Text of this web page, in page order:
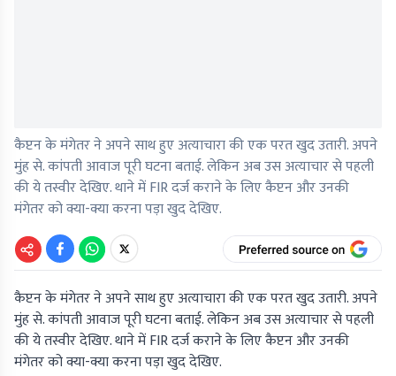
कैप्टन के मंगेतर ने अपने साथ हुए अत्याचारा की एक परत खुद उतारी. अपने
मुंह से. कांपती आवाज पूरी घटना बताई. लेकिन अब उस अत्याचार से पहली
की ये तस्वीर देखिए. थाने में FIR दर्ज कराने के लिए कैप्टन और उनकी
मंगेतर को क्या-क्या करना पड़ा खुद देखिए.
कैप्टन के मंगेतर ने अपने साथ हुए अत्याचारा की एक परत खुद उतारी. अपने
मुंह से. कांपती आवाज पूरी घटना बताई. लेकिन अब उस अत्याचार से पहली
की ये तस्वीर देखिए. थाने में FIR दर्ज कराने के लिए कैप्टन और उनकी
मंगेतर को क्या-क्या करना पड़ा खुद देखिए.